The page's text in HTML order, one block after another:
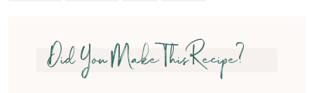
Did You Make This Recipe?